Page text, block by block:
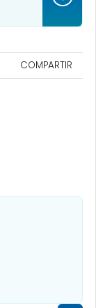
COMPARTIR